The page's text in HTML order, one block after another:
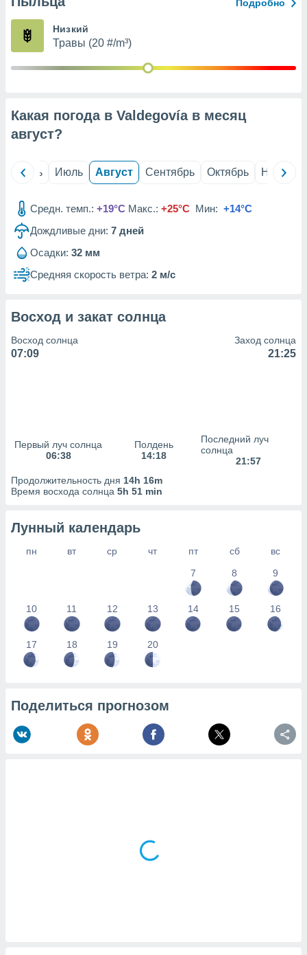
из
рекламы
сведения
Подробно
Низкий
Травы (20 #/m³)
Какая погода в Valdegovía в месяц
август?
Июнь Июль Август Сентябрь Октябрь Ноябрь
Средн. темп.: +19°C Макс.: +25°C Мин: +14°C
Дождливые дни: 7 дней
Осадки: 32 мм
Средняя скорость ветра: 2 м/с
Восход и закат солнца
Восход солнца
07:09
Заход солнца
21:25
Первый луч солнца
06:38
Полдень
14:18
Последний луч
солнца
21:57
Продолжительность дня 14h 16m
Время восхода солнца 5h 51 min
Лунный календарь
пн вт ср чт пт сб
вс
7
8 9
10 11 12 13 14 15 16
17 18 19 20
Поделиться прогнозом